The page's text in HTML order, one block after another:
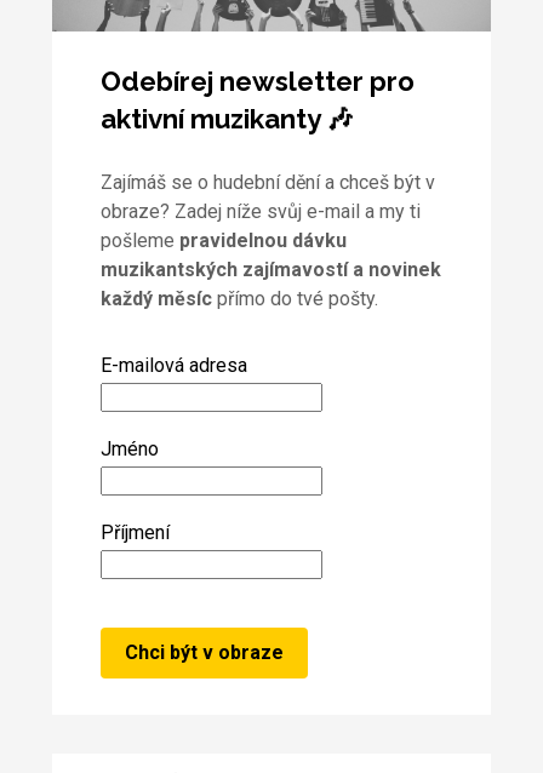
Odebírej newsletter pro
aktivní muzikanty 🎶
Zajímáš se o hudební dění a chceš být v
obraze? Zadej níže svůj e-mail a my ti
pošleme pravidelnou dávku
muzikantských zajímavostí a novinek
každý měsícpřímo do tvé pošty.
E-mailová adresa
Jméno
Příjmení